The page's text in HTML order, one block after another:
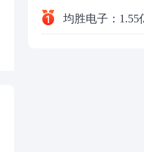
均胜电子：1.55